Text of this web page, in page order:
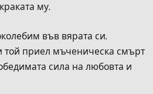
му.
във вярата си.
той приел мъченическа смърт
сила на любовта и